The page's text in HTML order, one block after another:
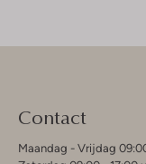
Contact
Maandag - Vrijdag